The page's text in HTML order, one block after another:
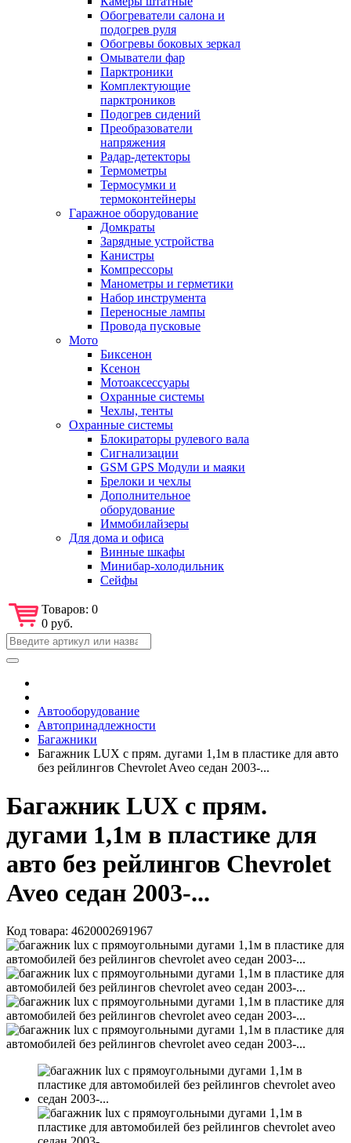
Обогреватели салона и
подогрев руля
Обогревы боковых зеркал
Омыватели фар
Парктроники
Комплектующие
парктроников
Подогрев сидений
Преобразователи
напряжения
Радар-детекторы
Термометры
Термосумки и
термоконтейнеры
Гаражное оборудование
Домкраты
Зарядные устройства
Канистры
Компрессоры
Манометры и герметики
Набор инструмента
Переносные лампы
Провода пусковые
Мото
Биксенон
Ксенон
Мотоаксессуары
Охранные системы
Чехлы, тенты
Охранные системы
Блокираторы рулевого вала
Сигнализации
GSM GPS Модули и маяки
Брелоки и чехлы
Дополнительное
оборудование
Иммобилайзеры
Для дома и офиса
Винные шкафы
Минибар-холодильник
Сейфы
Товаров: 0
0 руб.
Автооборудование
Автопринадлежности
Багажники
Багажник LUX с прям. дугами 1,1м в пластике для авто
без рейлингов Chevrolet Aveo седан 2003-...
Багажник LUX с прям.
дугами 1,1м в пластике для
авто без рейлингов Chevrolet
Aveo седан 2003-...
Код товара: 4620002691967